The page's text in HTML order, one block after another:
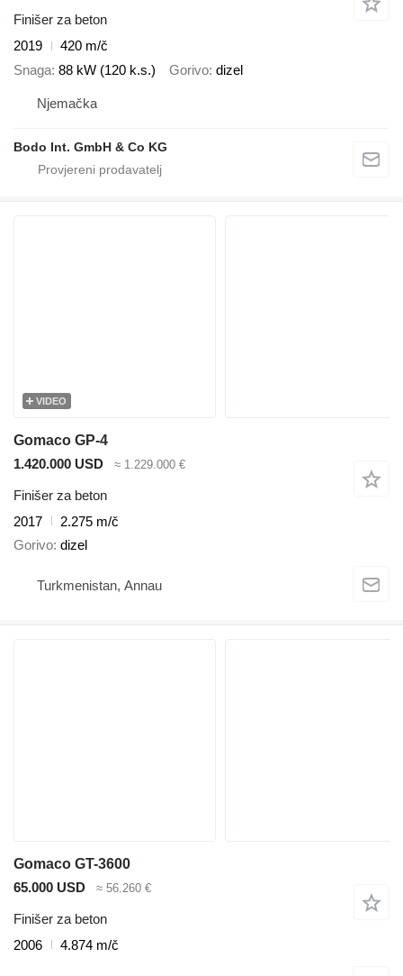
Finišer za beton
2019
420 m/č
Snaga 88 kW (120 k.s.) Gorivo dizel
Njemačka
Bodo Int. GmbH & Co KG
VIDEO
Gomaco GP-4
1.420.000 USD
≈ 1.229.000 €
Finišer za beton
2017
2.275 m/č
Gorivo dizel
Turkmenistan, Annau
Gomaco GT-3600
65.000 USD
≈ 56.260 €
Finišer za beton
2006
4.874 m/č